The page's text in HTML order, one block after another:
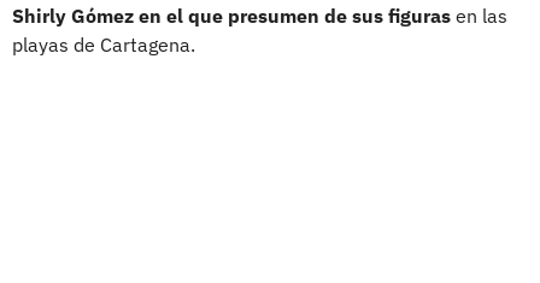
Shirly Gómez en el que presumen de sus figuras en las
playas de Cartagena.